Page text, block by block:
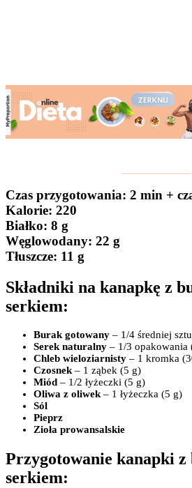
Czas przygotowania: 2 min +
Kalorie: 220
Białko: 8 g
Węglowodany: 22 g
Tłuszcze: 11 g
Składniki na kanapkę z
serkiem:
Burak gotowany – 1/4 średniej
Serek naturalny – 1/3 opakowania
Chleb wieloziarnisty – 1 kromka
Czosnek– 1 ząbek (5 g)
Miód – 1/2 łyżeczki (5 g)
Oliwa z oliwek– 1 łyżeczka (5 g)
Sól
Pieprz
Zioła prowansalskie
Przygotowanie kanapki
serkiem: